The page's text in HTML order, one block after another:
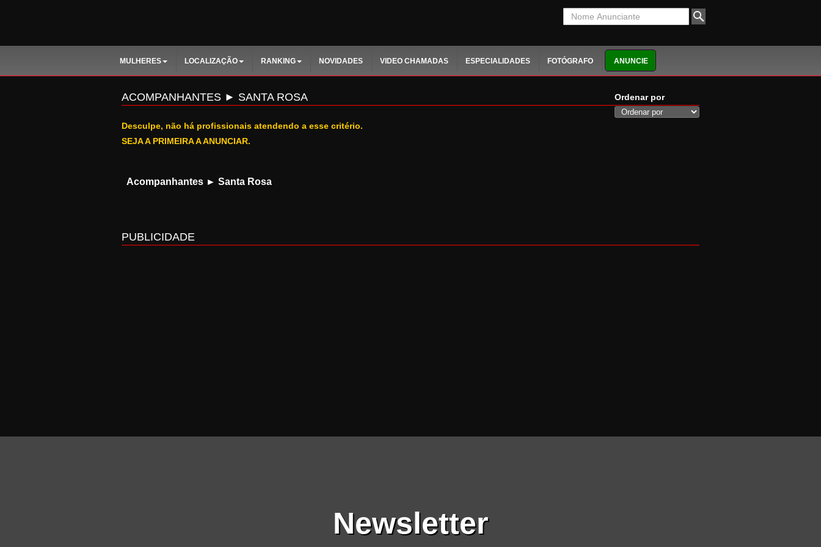
MULHERES LOCALIZAÇÃO RANKING NOVIDADES VIDEO CHAMADAS ESPECIALIDADES FOTÓGRAFO ANUNCIE
Ordenar por
ACOMPANHANTES ► SANTA ROSA
Desculpe, não há profissionais atendendo a esse critério.
SEJA A PRIMEIRA A ANUNCIAR.
Acompanhantes ► Santa Rosa
PUBLICIDADE
Newsletter